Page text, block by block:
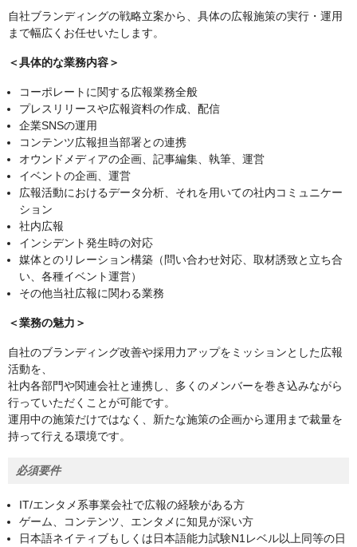
自社ブランディングの戦略立案から、具体の広報施策の実行・運用
まで幅広くお任せいたします。
＜具体的な業務内容＞
コーポレートに関する広報業務全般
プレスリリースや広報資料の作成、配信
企業SNSの運用
コンテンツ広報担当部署との連携
オウンドメディアの企画、記事編集、執筆、運営
イベントの企画、運営
広報活動におけるデータ分析、それを用いての社内コミュニケー
ション
社内広報
インシデント発生時の対応
媒体とのリレーション構築（問い合わせ対応、取材誘致と立ち合
い、各種イベント運営）
その他当社広報に関わる業務
＜業務の魅力＞
自社のブランディング改善や採用力アップをミッションとした広報
活動を、
社内各部門や関連会社と連携し、多くのメンバーを巻き込みながら
行っていただくことが可能です。
運用中の施策だけではなく、新たな施策の企画から運用まで裁量を
持って行える環境です。
必須要件
IT/エンタメ系事業会社で広報の経験がある方
ゲーム、コンテンツ、エンタメに知見が深い方
日本語ネイティブもしくは日本語能力試験N1レベル以上同等の日